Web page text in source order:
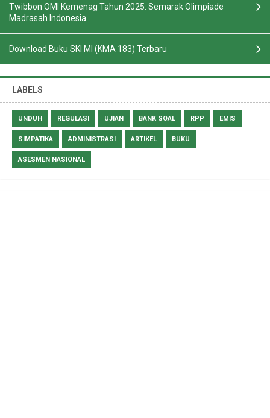
Twibbon OMI Kemenag Tahun 2025: Semarak Olimpiade
Madrasah Indonesia
Download Buku SKI MI (KMA 183) Terbaru
LABELS
UNDUH REGULASI UJIAN BANK SOAL RPP EMIS
SIMPATIKA ADMINISTRASI ARTIKEL BUKU
ASESMEN NASIONAL